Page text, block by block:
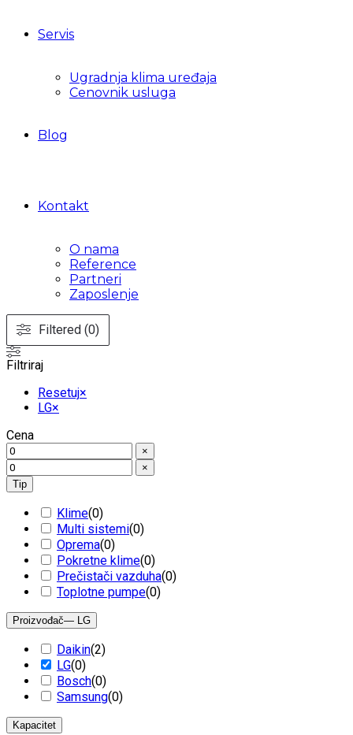
Servis
Ugradnja klima uređaja
Cenovnik usluga
Blog
Kontakt
O nama
Reference
Partneri
Zaposlenje
Filtered (0)
Filtriraj
Resetuj×
LG×
Cena
×
×
Tip
Klime(0)
Multi sistemi(0)
Oprema(0)
Pokretne klime(0)
Prečistači vazduha(0)
Toplotne pumpe(0)
Proizvođač— LG
Daikin(2)
LG(0)
Bosch(0)
Samsung(0)
Kapacitet